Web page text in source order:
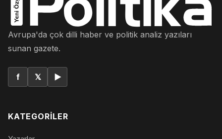
Avrupa'da çok dilli haber ve politik analiz yazıları
sunan gazete.
f 𝕏 ▶
KATEGORILER